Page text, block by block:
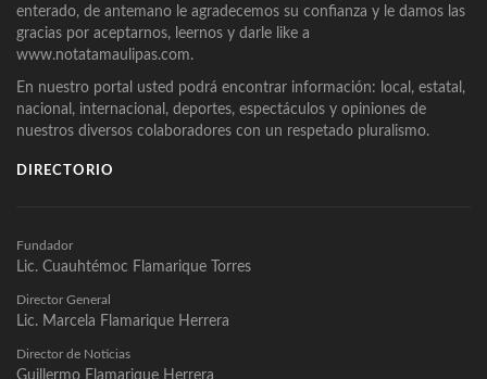
enterado, de antemano le agradecemos su confianza y le damos las
gracias por aceptarnos, leernos y darle like a
www.notatamaulipas.com.
En nuestro portal usted podrá encontrar información: local, estatal,
nacional, internacional, deportes, espectáculos y opiniones de
nuestros diversos colaboradores con un respetado pluralismo.
DIRECTORIO
Fundador
Lic. Cuauhtémoc Flamarique Torres
Director General
Lic. Marcela Flamarique Herrera
Director de Noticias
Guillermo Flamarique Herrera